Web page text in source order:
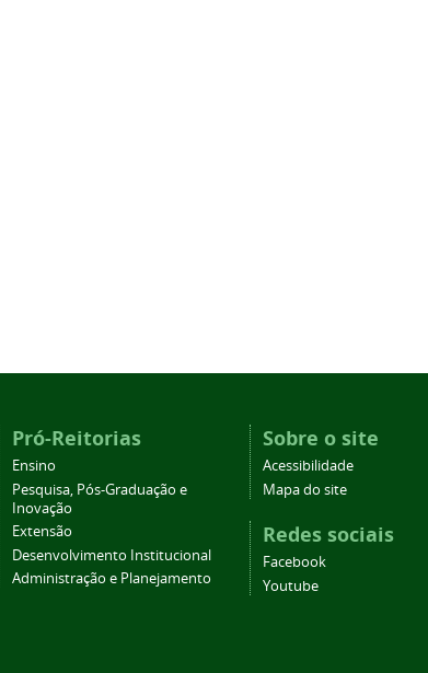
Pró-Reitorias
Ensino
Pesquisa, Pós-Graduação e
Inovação
Extensão
Desenvolvimento Institucional
Administração e Planejamento
Sobre o site
Acessibilidade
Mapa do site
Redes sociais
Facebook
Youtube